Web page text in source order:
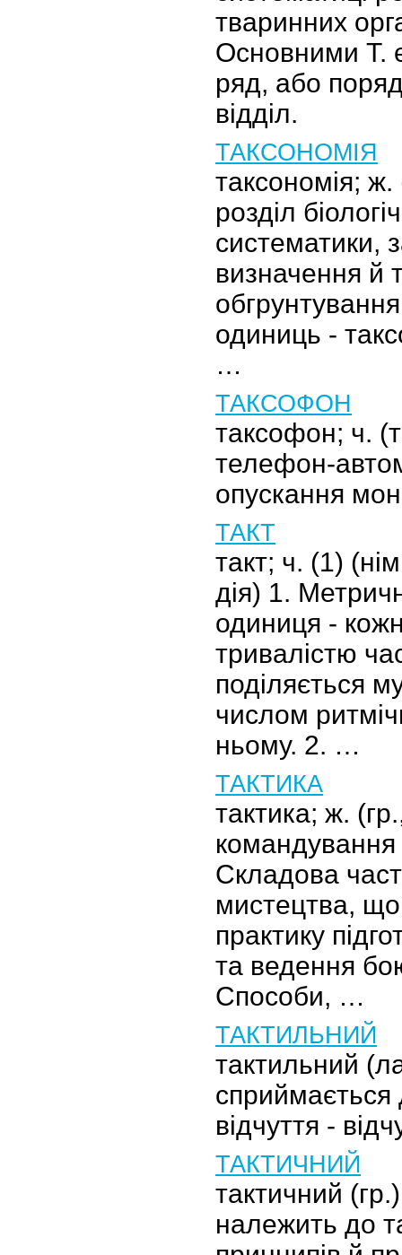
тваринних
Основними Т.
ряд, або
відділ.
ТАКСОНОМІЯ
таксономія; ж.
розділ
систематики,
визначення й
одиниць -
…
ТАКСОФОН
таксофон; ч.
телефон-
опускання
ТАКТ
такт; ч. (1)
дія) 1.
одиниця -
тривалістю
поділяється
числом
ньому. 2. …
ТАКТИКА
тактика; ж.
командування
Складова
мистецтва,
практику
та ведення
Способи, …
ТАКТИЛЬНИЙ
тактильний
відчуття -
ТАКТИЧНИЙ
тактичний
належить до